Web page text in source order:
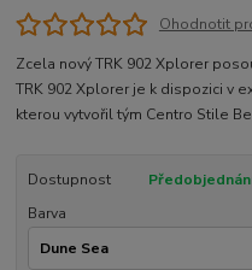
Ohodnotit
Zcela nový TRK 902 Xplorer
TRK 902 Xplorer je k dispozici v
kterou vytvořil tým Centro Stile
Dostupnost
Barva